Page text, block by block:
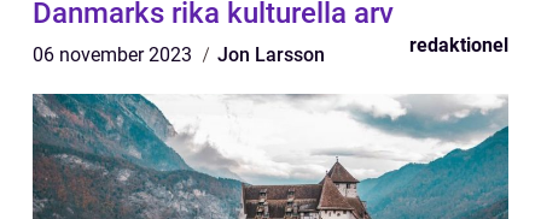
Danmarks rika kulturella arv
06 november 2023 Jon Larsson redaktionel